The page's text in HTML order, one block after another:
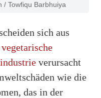
/ Towfiqu Barbhuiya
sich aus
vegetarische
verursacht
wie die
das in der